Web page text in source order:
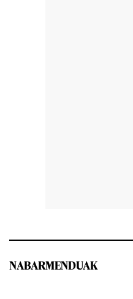
NABARMENDUAK